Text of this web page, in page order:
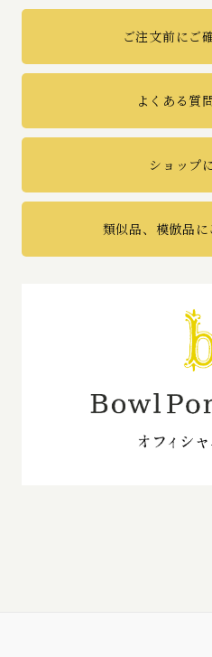
ご注文前にご
よくある質
ショップ
類似品、模倣品